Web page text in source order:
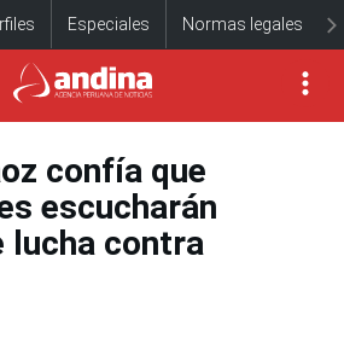
Especiales Normas legales
confía que
escucharán
lucha contra